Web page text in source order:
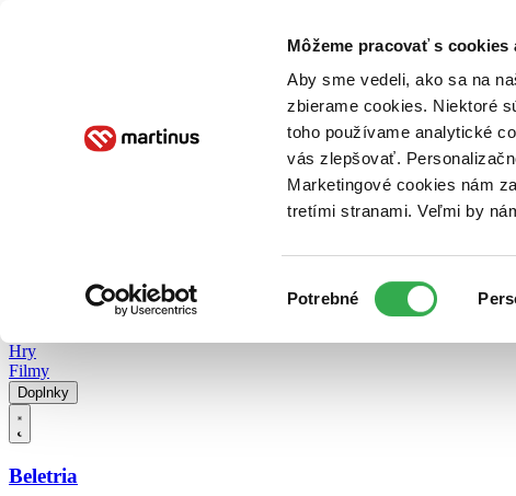
Môžeme pracovať s
Aby sme vedeli, ako sa na
zbierame cookies. Niektoré
toho používame analytické
vás zlepšovať.
Marketingové cookies nám
tretími stranami. Veľmi by
súhlasu
Potrebné
Poukážky Kontakt
Hry
Filmy
Doplnky
Beletria